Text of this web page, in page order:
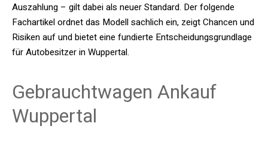
Auszahlung – gilt dabei als neuer Standard. Der folgende
Fachartikel ordnet das Modell sachlich ein, zeigt Chancen und
Risiken auf und bietet eine fundierte Entscheidungsgrundlage
für Autobesitzer in Wuppertal.
Gebrauchtwagen Ankauf
Wuppertal